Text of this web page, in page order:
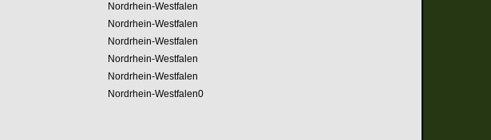
Nordrhein-Westfalen
Nordrhein-Westfalen
Nordrhein-Westfalen
Nordrhein-Westfalen
Nordrhein-Westfalen
Nordrhein-Westfalen0